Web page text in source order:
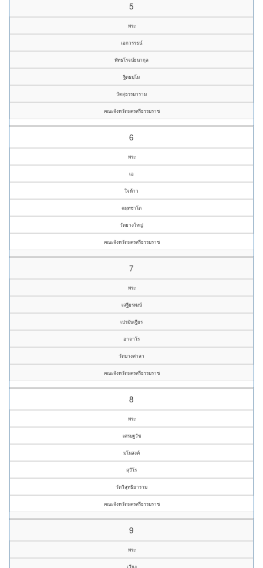
5
พระ
เอกวรรธน์
พัทธโรจน์ธนากุล
ฐิตธมฺโม
วัดสุธรรมาราม
คณะจังหวัดนครศรีธรรมราช
6
พระ
เอ
ใจห้าว
ฉนฺทชาโต
วัดยางใหญ่
คณะจังหวัดนครศรีธรรมราช
7
พระ
เสฐียรพงษ์
เปรมัษเฐียร
อาจาโร
วัดบางศาลา
คณะจังหวัดนครศรีธรรมราช
8
พระ
เศรษฐวัช
มโนสงค์
สุวีโร
วัดวิสุทธิยาราม
คณะจังหวัดนครศรีธรรมราช
9
พระ
เวียง